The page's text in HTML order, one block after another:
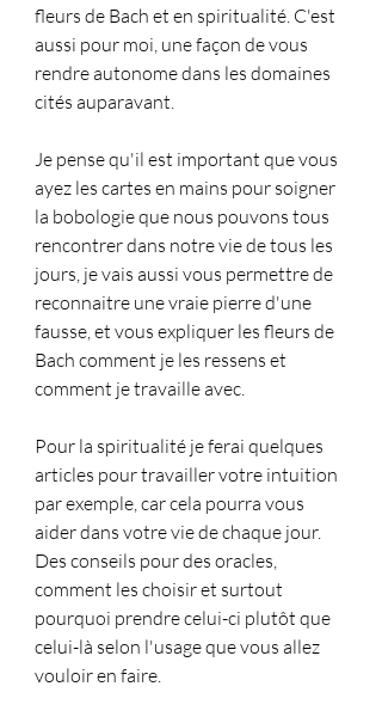
fleurs de Bach et en spiritualité. C'est
aussi pour moi, une façon de vous
rendre autonome dans les domaines
cités auparavant.
Je pense qu'il est important que vous
ayez les cartes en mains pour soigner
la bobologie que nous pouvons tous
rencontrer dans notre vie de tous les
jours, je vais aussi vous permettre de
reconnaitre une vraie pierre d'une
fausse, et vous expliquer les fleurs de
Bach comment je les ressens et
comment je travaille avec.
Pour la spiritualité je ferai quelques
articles pour travailler votre intuition
par exemple, car cela pourra vous
aider dans votre vie de chaque jour.
Des conseils pour des oracles,
comment les choisir et surtout
pourquoi prendre celui-ci plutôt que
celui-là selon l'usage que vous allez
vouloir en faire.